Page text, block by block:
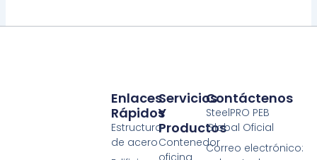
Servicios
Y
Productos
Contenedor
oficina
Enlaces
Rápidos
Estructura
de acero
Contáctenos
SteelPRO PEB
Global Oficial
Correo electrónico: